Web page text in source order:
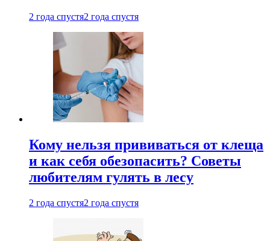
2 года спустя2 года спустя
Кому нельзя прививаться от клеща
и как себя обезопасить? Советы
любителям гулять в лесу
2 года спустя2 года спустя